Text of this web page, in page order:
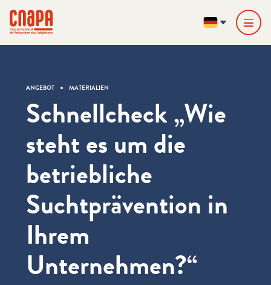
cnapa
DE
ANGEBOT MATERIALIEN
Schnellcheck „Wie
steht es um die
betriebliche
Suchtprävention in
Ihrem
Unternehmen?“